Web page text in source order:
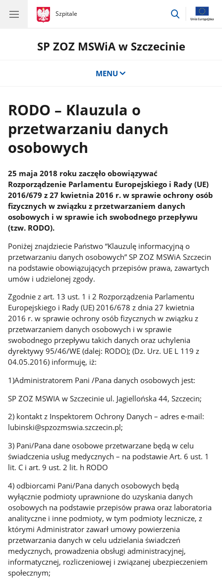
gov.pl
Szpitale
gov.pl
Szpitale
przejdź
SP ZOZ MSWiA w Szczecinie
MENU
RODO – Klauzula o
przetwarzaniu danych
osobowych
25 maja 2018 roku zaczęło obowiązywać
Rozporządzenie Parlamentu Europejskiego i Rady (UE)
2016/679 z 27 kwietnia 2016 r. w sprawie ochrony osób
fizycznych w związku z przetwarzaniem danych
osobowych i w sprawie ich swobodnego przepływu
(tzw. RODO).
Poniżej znajdziecie Państwo “Klauzulę informacyjną o
przetwarzaniu danych osobowych” SP ZOZ MSWiA Szczecin
na podstawie obowiązujących przepisów prawa, zawartych
umów i udzielonej zgody.
Zgodnie z art. 13 ust. 1 i 2 Rozporządzenia Parlamentu
Europejskiego i Rady (UE) 2016/678 z dnia 27 kwietnia
2016 r. w sprawie ochrony osób fizycznych w związku z
przetwarzaniem danych osobowych i w sprawie
swobodnego przepływu takich danych oraz uchylenia
dyrektywy 95/46/WE (dalej: RODO); (Dz. Urz. UE L 119 z
04.05.2016) informuję, iż:
1)Administratorem Pani /Pana danych osobowych jest:
SP ZOZ MSWIA w Szczecinie ul. Jagiellońska 44, Szczecin;
2) kontakt z Inspektorem Ochrony Danych – adres e-mail:
lubinski@spzozmswia.szczecin.pl;
3) Pani/Pana dane osobowe przetwarzane będą w celu
świadczenia usług medycznych – na podstawie Art. 6 ust. 1
lit. C i art. 9 ust. 2 lit. h RODO
4) odbiorcami Pani/Pana danych osobowych będą
wyłącznie podmioty uprawnione do uzyskania danych
osobowych na podstawie przepisów prawa oraz laboratoria
analityczne i inne podmioty, w tym podmioty lecznicze, z
którymi Administrator zawarł umowy powierzenia
przetwarzania danych w celu udzielania świadczeń
medycznych, prowadzenia obsługi administracyjnej,
informatycznej, rozliczeniowej i związanej ubezpieczeniem
społecznym;